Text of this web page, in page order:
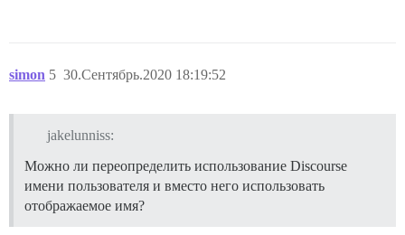
simon 30.Сентябрь.2020 18:19:52
5
jakelunniss:
Можно ли переопределить использование Discourse
имени пользователя и вместо него использовать
отображаемое имя?